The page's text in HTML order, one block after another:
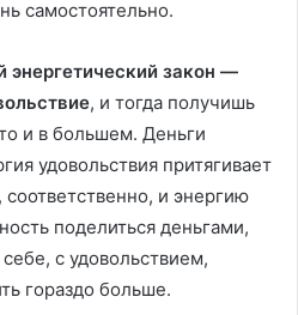
самостоятельно.
закон —
, и тогда получишь
и в большем. Деньги
удовольствия притягивает
и энергию
поделиться деньгами,
с удовольствием,
гораздо больше.